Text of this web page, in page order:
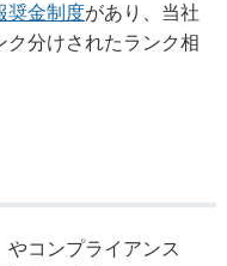
奨金制度があり、当社
分けされたランク相
やコンプライアンス